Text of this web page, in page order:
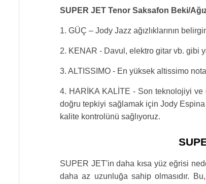
SUPER JET Tenor Saksafon Beki/
1. GÜÇ – Jody Jazz ağızlıklarının
2. KENAR - Davul, elektro gitar vb. gibi
3. ALTISSIMO - En yüksek altissimo
4. HARİKA KALİTE - Son teknolojiyi ve
doğru tepkiyi sağlamak için Jody Espina
kalite kontrolünü sağlıyoruz.
SUPER JET'in daha kısa yüz eğrisi
daha az uzunluğa sahip olmasıdır.